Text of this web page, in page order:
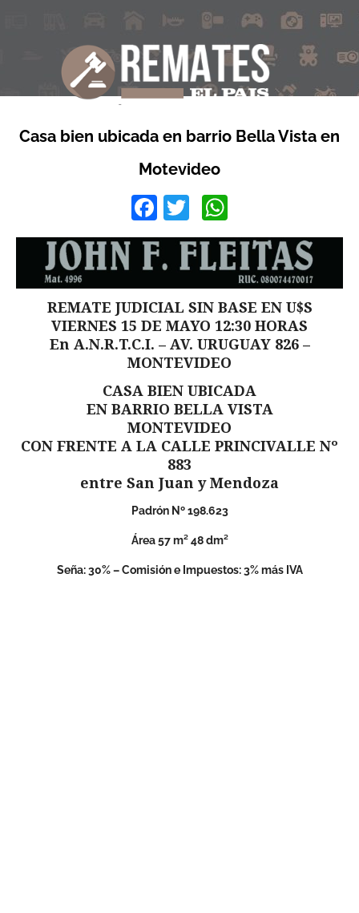
Casa bien ubicada en barrio Bella Vista en
Motevideo
Facebook
Twitter
REMATE JUDICIAL SIN BASE EN U$S
VIERNES 15 DE MAYO 12:30 HORAS
En A.N.R.T.C.I. – AV. URUGUAY 826 –
MONTEVIDEO
CASA BIEN UBICADA
EN BARRIO BELLA VISTA
MONTEVIDEO
CON FRENTE A LA CALLE PRINCIVALLE Nº
883
entre San Juan y Mendoza
Padrón Nº 198.623
Área 57 m² 48 dm²
Seña: 30% – Comisión e Impuestos: 3% más IVA